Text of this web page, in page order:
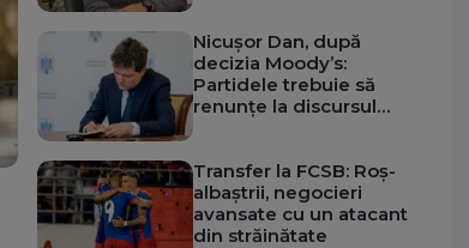
Nicușor Dan, după
decizia Moody’s:
Partidele trebuie să
renunțe la discursul
Transfer la FCSB: Roș-
albaștrii, negocieri
avansate cu un atacant
din străinătate